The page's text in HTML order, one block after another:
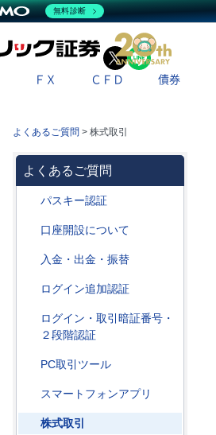
X
ＦＸ ＣＦＤ 債券
よくあるご質問 > 株式取引
よくあるご質問
パスキー認証
口座開設について
入金・出金・振替
ログイン追加認証
ログイン・取引暗証番号・
２段階認証
PC取引ツール
スマートフォンアプリ
株式取引
無料診断